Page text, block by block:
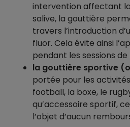
intervention affectant
salive, la gouttière
travers l’introduction
fluor. Cela évite ainsi
pendant les sessions
la gouttière sportive
portée pour les
football, la boxe, le
qu’accessoire sportif,
l’objet d’aucun